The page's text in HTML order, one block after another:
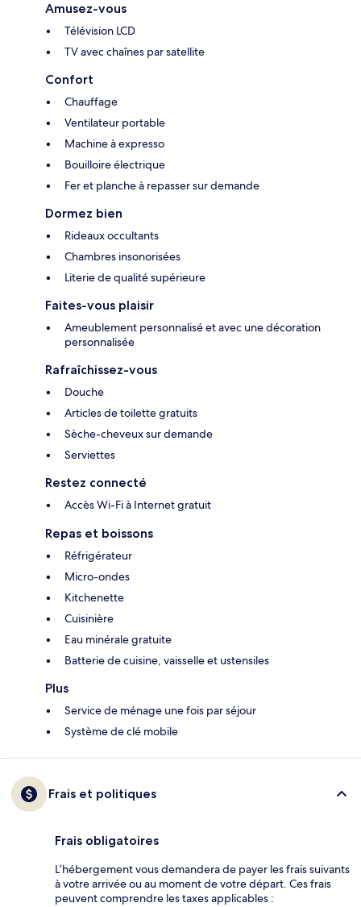
Amusez-vous
Télévision LCD
TV avec chaînes par satellite
Confort
Chauffage
Ventilateur portable
Machine à expresso
Bouilloire électrique
Fer et planche à repasser sur demande
Dormez bien
Rideaux occultants
Chambres insonorisées
Literie de qualité supérieure
Faites-vous plaisir
Ameublement personnalisé et avec une décoration
personnalisée
Rafraîchissez-vous
Douche
Articles de toilette gratuits
Sèche-cheveux sur demande
Serviettes
Restez connecté
Accès Wi-Fi à Internet gratuit
Repas et boissons
Réfrigérateur
Micro-ondes
Kitchenette
Cuisinière
Eau minérale gratuite
Batterie de cuisine, vaisselle et ustensiles
Plus
Service de ménage une fois par séjour
Système de clé mobile
Frais et politiques
Frais obligatoires
L’hébergement vous demandera de payer les frais suivants
à votre arrivée ou au moment de votre départ. Ces frais
peuvent comprendre les taxes applicables :